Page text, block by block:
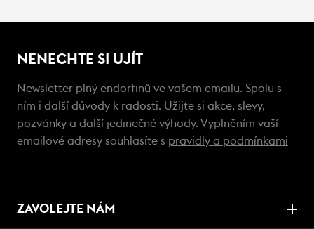
NENECHTE SI UJÍT
Newsletter plný endorfinů ve vašem emailu. Spolu s
ním i další důvody k radosti. Užijte si akce, slevy,
pozvánky a další jedinečné výhody. Vyplněním vaší
emailové adresy souhlasíte s pravidly a podmínkami
ZAVOLEJTE NÁM